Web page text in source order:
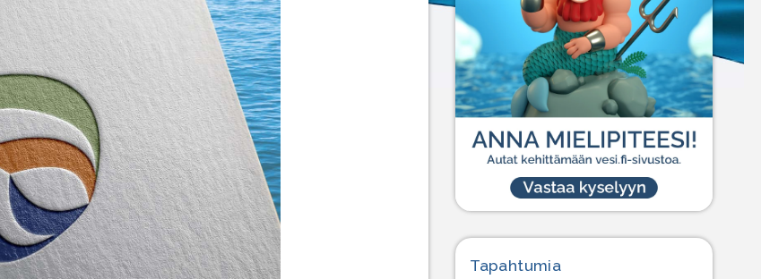
Tapahtumia